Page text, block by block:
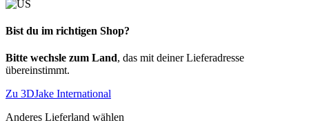
Bist du im richtigen Shop?
Bitte wechsle zum Land, das mit deiner Lieferadresse
übereinstimmt.
Zu 3DJake International
Anderes Lieferland wählen